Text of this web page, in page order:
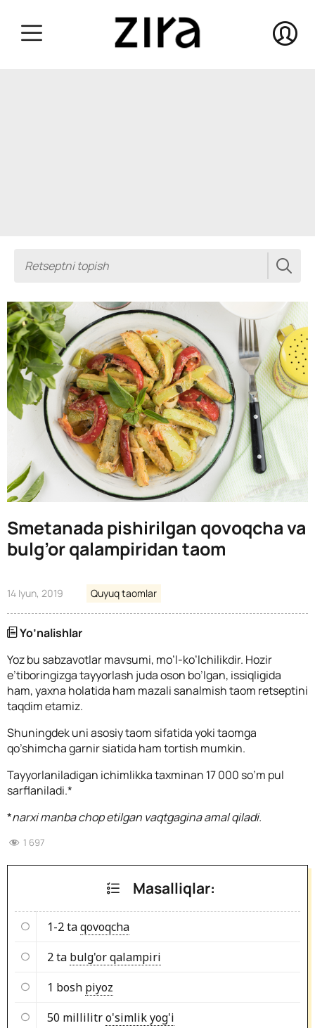
Smetanada pishirilgan qovoqcha va
bulg’or qalampiridan taom
14 Iyun, 2019 Quyuq taomlar
Yo’nalishlar
Yoz bu sabzavotlar mavsumi, mo’l-ko’lchilikdir. Hozir
e’tiboringizga tayyorlash juda oson bo’lgan, issiqligida
ham, yaxna holatida ham mazali sanalmish taom retseptini
taqdim etamiz.
Shuningdek uni asosiy taom sifatida yoki taomga
qo’shimcha garnir siatida ham tortish mumkin.
Tayyorlaniladigan ichimlikka taxminan 17 000 so’m pul
sarflaniladi.*
*narxi manba chop etilgan vaqtgagina amal qiladi.
1 697
Masalliqlar:
1-2 taqovoqcha
2 ta bulg'or qalampiri
1 bosh piyoz
50 millilitro'simlik yog'i